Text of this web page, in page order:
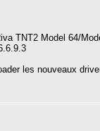
TNT2 Model 64/
les nouveaux